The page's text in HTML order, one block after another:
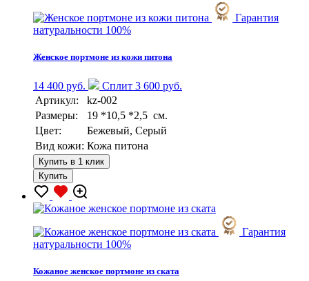
Гарантия
натуральности 100%
Женское портмоне из кожи питона
14 400 руб.
Сплит 3 600 руб.
Артикул:
kz-002
Размеры:
19 *10,5 *2,5 см.
Цвет:
Бежевый, Серый
Вид кожи: Кожа питона
Купить в 1 клик
Купить
Гарантия
натуральности 100%
Кожаное женское портмоне из ската